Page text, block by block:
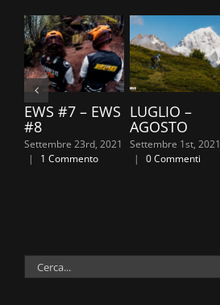
EWS #7 – EWS
#8
Settembre 23rd, 2021
|
1 Commento
LUGLIO –
AGOSTO
Settembre 1st, 2021
|
0 Commenti
Cerca